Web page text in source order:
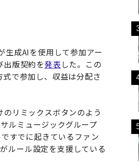
成AIを使用して参加アー
版契約を発表した。この
で参加し、収益は分配さ
リミックスボタンのよう
ルミュージックグループ
すでに起きているファン
ルール設定を支援している